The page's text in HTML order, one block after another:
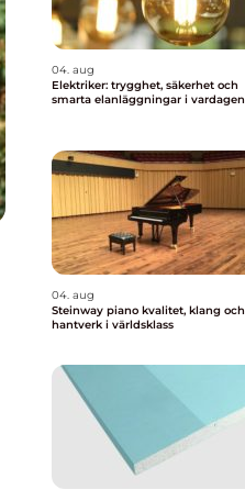
04. aug
Elektriker: trygghet, säkerhet och
smarta elanläggningar i vardagen
04. aug
Steinway piano kvalitet, klang och
hantverk i världsklass